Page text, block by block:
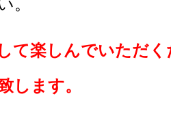
。
て楽しんでいただ
します。